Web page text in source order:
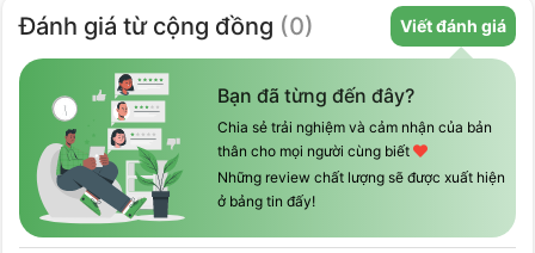
Đánh giá từ cộng đồng (0) Viết đánh giá
Bạn đã từng đến đây?
Chia sẻ trải nghiệm và cảm nhận của bản
thân cho mọi người cùng biết
Những review chất lượng sẽ được xuất hiện
ở bảng tin đấy!